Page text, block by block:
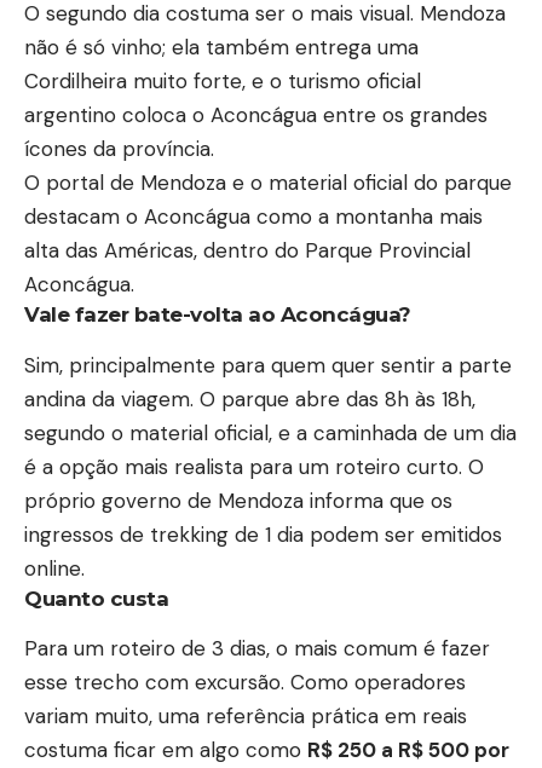
O segundo dia costuma ser o mais visual. Mendoza
não é só vinho; ela também entrega uma
Cordilheira muito forte, e o turismo oficial
argentino coloca o Aconcágua entre os grandes
ícones da província.
O portal de Mendoza e o material oficial do parque
destacam o Aconcágua como a montanha mais
alta das Américas, dentro do Parque Provincial
Aconcágua.
Vale fazer bate-volta ao Aconcágua?
Sim, principalmente para quem quer sentir a parte
andina da viagem. O parque abre das 8h às 18h,
segundo o material oficial, e a caminhada de um dia
é a opção mais realista para um roteiro curto. O
próprio governo de Mendoza informa que os
ingressos de trekking de 1 dia podem ser emitidos
online.
Quanto custa
Para um roteiro de 3 dias, o mais comum é fazer
esse trecho com excursão. Como operadores
variam muito, uma referência prática em reais
costuma ficar em algo como R$ 250 a R$ 500 por